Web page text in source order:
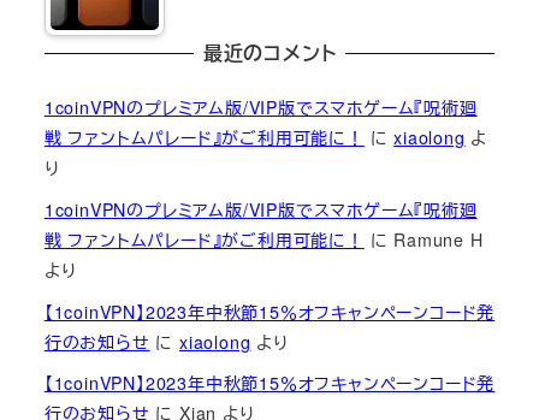
最近のコメント
1coinVPNのプレミアム版/VIP版でスマホゲーム『呪術廻
戦 ファントムパレード』がご利用可能に！
にxiaolong よ
り
1coinVPNのプレミアム版/VIP版でスマホゲーム『呪術廻
戦 ファントムパレード』がご利用可能に！
に Ramune H
より
【1coinVPN】2023年中秋節15％オフキャンペーンコード発
行のお知らせ にxiaolong より
【1coinVPN】2023年中秋節15％オフキャンペーンコード発
行のお知らせ にXian より